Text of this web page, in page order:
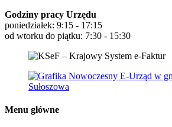
Godziny pracy Urzędu
poniedziałek: 9:15 - 17:15
od wtorku do piątku: 7:30 - 15:30
Menu główne